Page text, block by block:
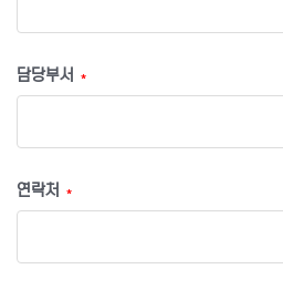
담당부서 *
연락처 *